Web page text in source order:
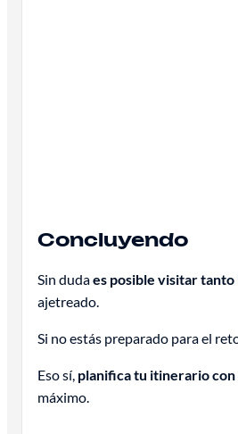
Concluyendo
Sin dudaes posible visitar
ajetreado.
Si no estás preparado para el
Eso sí, planifica tu itinerario
máximo.